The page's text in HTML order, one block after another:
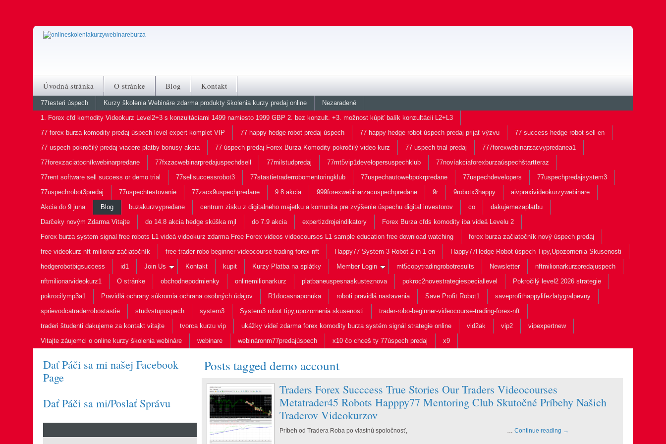
Úvodná stránka O stránke Blog Kontakt
77testeri úspech Kurzy školenia Webináre zdarma produkty školenia kurzy predaj online
Nezaradené
1. Forex cfd komodity Videokurz Level2+3 s konzultáciami 1499 namiesto 1999 GBP 2. bez konzult. +3. možnost kúpiť balík konzultácii L2+L3
77 forex burza komodity predaj úspech level expert komplet VIP
77 happy hedge robot predaj úspech 77 happy hedge robot úspech predaj prijať výzvu
77 success hedge robot sell en
77 uspech pokročilý predaj viacere platby bonusy akcia
77 úspech predaj Forex Burza Komodity pokročilý video kurz 77 uspech trial predaj
777forexwebinarzacvypredanea1
77forexzaciatocníkwebinarpredane
77fxzacwebinarpredajuspechdsell 77milstudpredaj 77mt5vip1developersuspechklub
77novíakciaforexburzaúspechštartteraz
77rent software sell success or demo trial
77sellsuccessrobot3 77stastietraderrobomentoringklub 77uspechautowebpokrpredane 77uspechdevelopers
77uspechpredajsystem3
77uspechrobot3predaj
77uspechtestovanie 77zacx9uspechpredane 9.8.akcia 999forexwebinarzacuspechpredane 9r 9robotx3happy
aivpraxivideokurzywebinare
Akcia do 9 juna
Blog buzakurzvypredane centrum zisku z digitalneho majetku a komunita pre zvýšenie úspechu digital investorov co
dakujemezaplatbu
Darčeky novým Zdarma Vitajte
do 14.8 akcia hedge skúška mjl do 7.9 akcia expertizdrojeindikatory
Forex Burza cfds komodity iba videá Levelu 2
Forex burza system signal free robots L1 videá videokurz zdarma Free Forex videos videocourses L1 sample education free download watching
forex burza začiatočník nový úspech predaj
free videokurz nft milionar začiatočník
free-trader-robo-beginner-videocourse-trading-forex-nft Happy77 System 3 Robot 2 in 1 en
Happy77Hedge Robot úspech Tipy,Upozornenia Skusenosti
hedgerobotbigsuccess
id1 Join Us Kontakt kupit Kurzy Platba na splátky Member Login mt5copytradingrobotresults Newsletter
nftmilionarkurzpredajuspech
nftmilionarvideokurz1
O stránke obchodnepodmienky onlinemilionarkurz platbaneuspesnaskusteznova pokroc2novestrategiespeciallevel
Pokročilý level2 2026 strategie
pokrocilymp3a1
Pravidlá ochrany súkromia ochrana osobných údajov R1docasnaponuka roboti pravidlá nastavenia Save Profit Robot1
saveprofithappylifezlatygralpevny
sprievodcatraderrobostastie
studvstupuspech system3 System3 robot tipy,upozornenia skusenosti
trader-robo-beginner-videocourse-trading-forex-nft
traderi študenti dakujeme za kontakt vitajte
tvorca kurzu vip ukážky videí zdarma forex komodity burza systém signál strategie online vid2ak vip2
vipexpertnew
Vitajte záujemci o online kurzy školenia webináre
webinare webináronm77predajúspech x10 čo chceš ty 77úspech predaj x9
Posts taggeddemo account
Traders Forex Succcess True Stories Our Traders Videocourses
Metatrader45 Robots Happpy77 Mentoring Club Skutočné Príbehy Našich
Traderov Videokurzov
Príbeh od Tradera Roba po vlastnú spoločnosť, …Continue reading →
Dať Páči sa mi našej Facebook
Page
Dať Páči sa mi/Poslať Správu